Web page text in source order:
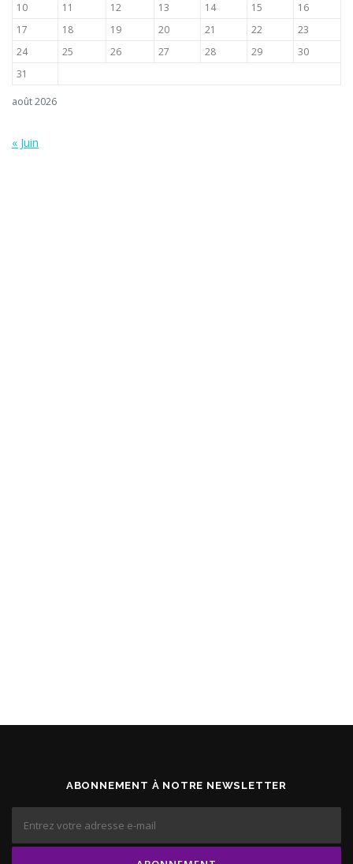
août 2026
10
11 12 13 14 15
16
17
18 19 20 21 22
23
24
25 26 27 28 29
30
31
« Juin
ABONNEMENT À NOTRE NEWSLETTER